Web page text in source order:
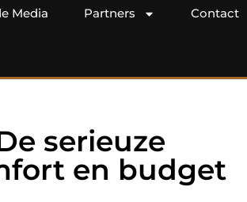
Media Partners Contact
serieuze
en budget